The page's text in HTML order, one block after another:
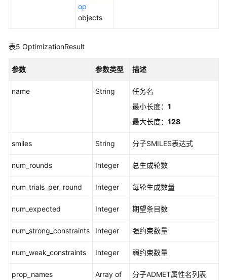
询
子
化
务
op
objects
表5 OptimizationResult
参数 参数类型 描述
name String
任务名
最小长度： 1
最大长度： 128
smiles String 分子SMILES表达式
num_rounds Integer 总生成轮数
num_trials_per_round Integer 每轮生成数量
num_expected Integer 期望条目数
num_strong_constraints Integer 强约束数量
num_weak_constraints Integer 弱约束数量
prop_names Array of 分子ADMET属性名列表